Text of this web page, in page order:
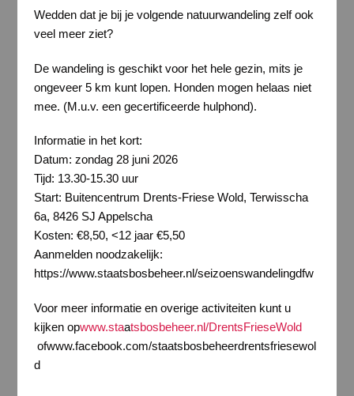
Wedden dat je bij je volgende natuurwandeling zelf ook
veel meer ziet?
De wandeling is geschikt voor het hele gezin, mits je
ongeveer 5 km kunt lopen. Honden mogen helaas niet
mee. (M.u.v. een gecertificeerde hulphond).
Informatie in het kort:
Datum: zondag 28 juni 2026
Tijd: 13.30-15.30 uur
Start: Buitencentrum Drents-Friese Wold, Terwisscha
6a, 8426 SJ Appelscha
Kosten: €8,50, <12 jaar €5,50
Aanmelden noodzakelijk:
https://www.staatsbosbeheer.nl/seizoenswandelingdfw
Voor meer informatie en overige activiteiten kunt u
kijken opwww.staatsbosbeheer.nl/DrentsFrieseWold
ofwww.facebook.com/staatsbosbeheerdrentsfriesewol
d